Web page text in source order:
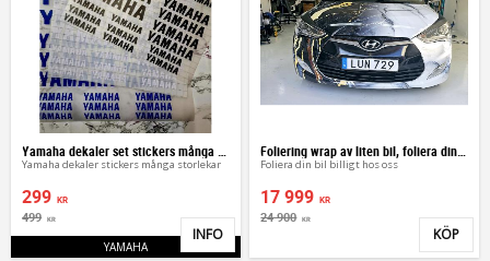
Yamaha dekaler stickers många storlekar
299 KR
499 KR
YAMAHA Lägg till i favoriter
INFO
Foliera din bil billigt hos oss
17 999 KR
24 900 KR
KÖP